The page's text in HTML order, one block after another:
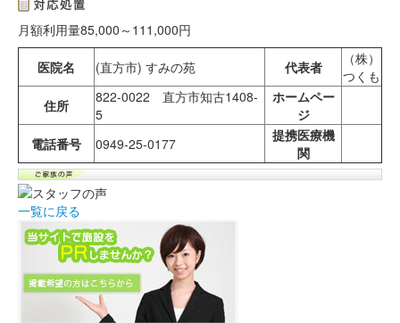
月額利用量85,000～111,000円
医院名 (直方市) すみの苑 代表者
（株）
つくも
住所
822-0022 直方市知古1408-
5
ホームペー
ジ
電話番号
0949-25-0177
提携医療機
関
一覧に戻る